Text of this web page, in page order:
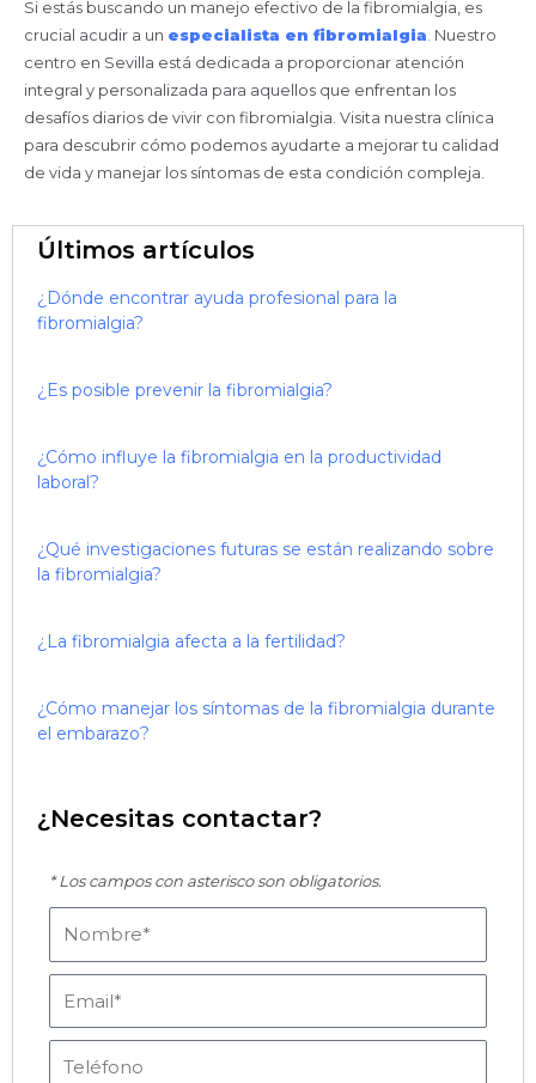
Si estás buscando un manejo efectivo de la fibromialgia, es
crucial acudir a un especialista en fibromialgia Nuestro
centro en Sevilla está dedicada a proporcionar atención
integral y personalizada para aquellos que enfrentan los
desafíos diarios de vivir con fibromialgia. Visita nuestra clínica
para descubrir cómo podemos ayudarte a mejorar tu calidad
de vida y manejar los síntomas de esta condición compleja.
Últimos artículos
¿Dónde encontrar ayuda profesional para la
fibromialgia?
¿Es posible prevenir la fibromialgia?
¿Cómo influye la fibromialgia en la productividad
laboral?
¿Qué investigaciones futuras se están realizando sobre
la fibromialgia?
¿La fibromialgia afecta a la fertilidad?
¿Cómo manejar los síntomas de la fibromialgia durante
el embarazo?
¿Necesitas contactar?
* Los campos con asterisco son obligatorios.